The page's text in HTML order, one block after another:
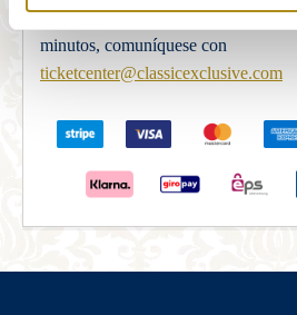
confirmación por correo electrónico
minutos, comuníquese con
ticketcenter@classicexclusive.com